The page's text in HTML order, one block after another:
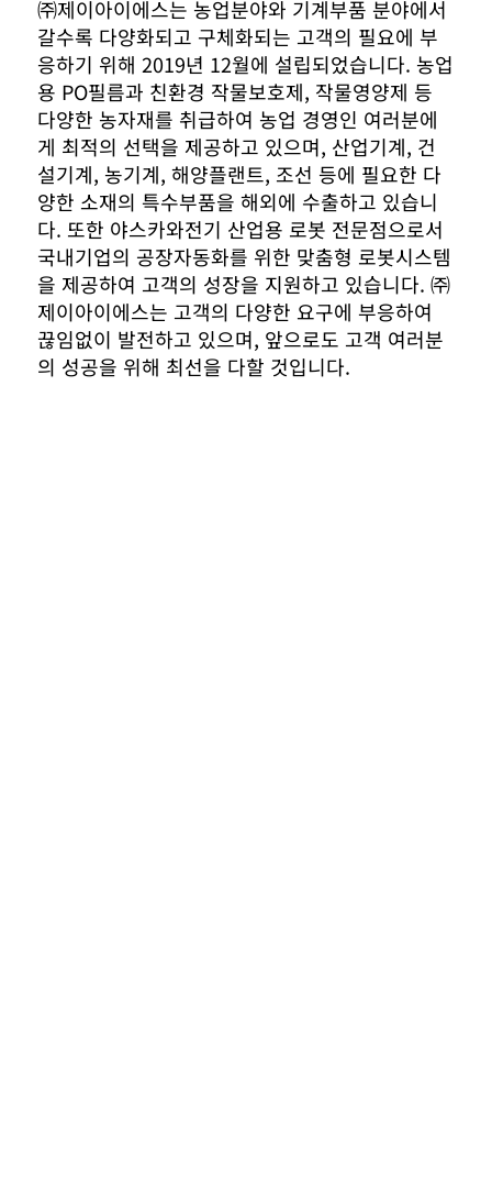
㈜제이아이에스는 농업분야와 기계부품 분야에서
갈수록 다양화되고 구체화되는 고객의 필요에 부
응하기 위해 2019년 12월에 설립되었습니다. 농업
용 PO필름과 친환경 작물보호제, 작물영양제 등
다양한 농자재를 취급하여 농업 경영인 여러분에
게 최적의 선택을 제공하고 있으며, 산업기계, 건
설기계, 농기계, 해양플랜트, 조선 등에 필요한 다
양한 소재의 특수부품을 해외에 수출하고 있습니
다. 또한 야스카와전기 산업용 로봇 전문점으로서
국내기업의 공장자동화를 위한 맞춤형 로봇시스템
을 제공하여 고객의 성장을 지원하고 있습니다. ㈜
제이아이에스는 고객의 다양한 요구에 부응하여
끊임없이 발전하고 있으며, 앞으로도 고객 여러분
의 성공을 위해 최선을 다할 것입니다.